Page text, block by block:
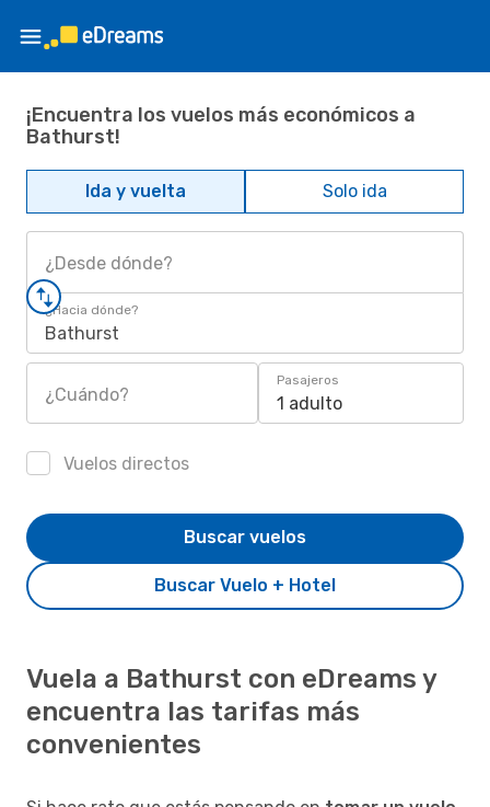
¡Encuentra los vuelos más económicos a
Bathurst!
Ida y vuelta Solo ida
¿Desde dónde?
¿Hacia dónde?
Bathurst
¿Cuándo?
Pasajeros
1 adulto
Vuelos directos
Buscar Vuelo + Hotel
Buscar vuelos
Vuela a Bathurst con eDreams y
encuentra las tarifas más
convenientes